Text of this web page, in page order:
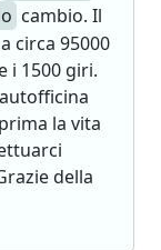
cambio. Il
circa 95000
i 1500 giri.
la vita
della